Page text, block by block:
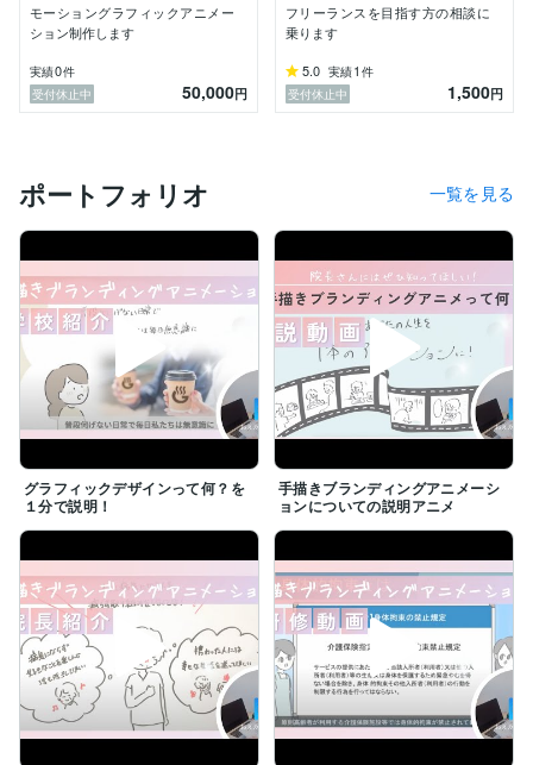
モーショングラフィックアニメー
ション制作します
実績0件
受付休止中
50,000円
フリーランスを目指す方の相談に
乗ります
5.0 実績1 件
受付休止中
1,500円
ポートフォリオ 一覧を見る
グラフィックデザインって何？を
１分で説明！
手描きブランディングアニメーシ
ョンについての説明アニメ